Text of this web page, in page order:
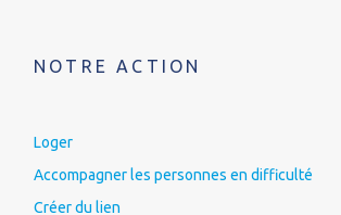
NOTRE ACTION
Loger
Accompagner les personnes en difficulté
Créer du lien